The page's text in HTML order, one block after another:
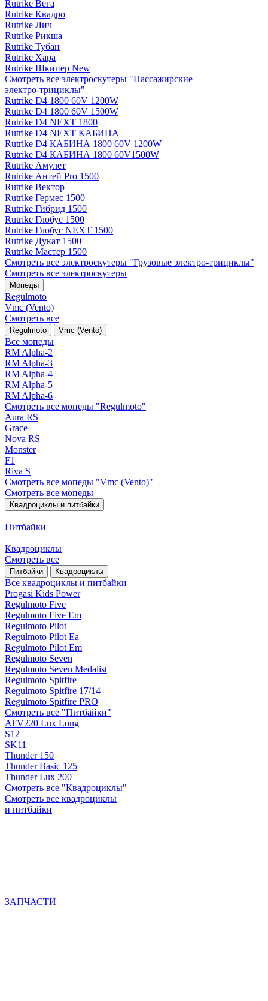
Rutrike Вега
Rutrike Квадро
Rutrike Лич
Rutrike Рикша
Rutrike Тубан
Rutrike Хара
Rutrike Шкипер New
Смотреть все электро­скутеры "Пассажирские
электро‑трициклы"
Rutrike D4 1800 60V 1200W
Rutrike D4 1800 60V 1500W
Rutrike D4 NEXT 1800
Rutrike D4 NEXT КАБИНА
Rutrike D4 КАБИНА 1800 60V 1200W
Rutrike D4 КАБИНА 1800 60V1500W
Rutrike Амулет
Rutrike Антей Pro 1500
Rutrike Вектор
Rutrike Гермес 1500
Rutrike Гибрид 1500
Rutrike Глобус 1500
Rutrike Глобус NEXT 1500
Rutrike Дукат 1500
Rutrike Мастер 1500
Смотреть все электро­скутеры "Грузовые электро‑трициклы"
Смотреть все электро­скутеры
Мопеды
Regulmoto
Vmc (Vento)
Смотреть все
Regulmoto Vmc (Vento)
Все мопеды
RM Alpha-2
RM Alpha-3
RM Alpha-4
RM Alpha-5
RM Alpha-6
Смотреть все мопеды "Regulmoto"
Aura RS
Grace
Nova RS
Monster
F1
Riva S
Смотреть все мопеды "Vmc (Vento)"
Смотреть все мопеды
Квадроциклы и питбайки
Питбайки
Квадроциклы
Смотреть все
Питбайки Квадроциклы
Все квадроциклы и питбайки
Progasi Kids Power
Regulmoto Five
Regulmoto Five Em
Regulmoto Pilot
Regulmoto Pilot Ea
Regulmoto Pilot Em
Regulmoto Seven
Regulmoto Seven Medalist
Regulmoto Spitfire
Regulmoto Spitfire 17/14
Regulmoto Spitfire PRO
Смотреть все "Питбайки"
ATV220 Lux Long
S12
SK11
Thunder 150
Thunder Basic 125
Thunder Lux 200
Смотреть все "Квадроциклы"
Смотреть все квадроциклы
и питбайки
ЗАПЧАСТИ